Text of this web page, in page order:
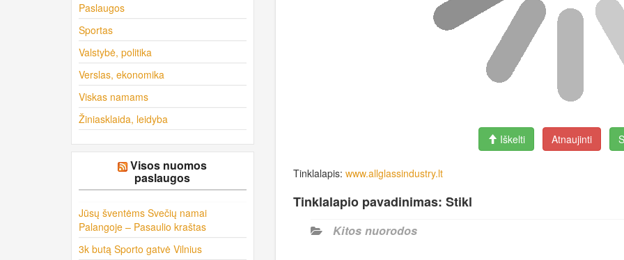
Paslaugos
Sportas
Valstybė, politika
Verslas, ekonomika
Viskas namams
Žiniasklaida, leidyba
Visos nuomos
paslaugos
Jūsų šventėms Svečių namai
Palangoje – Pasaulio kraštas
3k butą Sporto gatvė Vilnius
Iškelti Atnaujinti
Tinklalapis: www.allglassindustry.lt
Tinklalapio pavadinimas: Stikl
Kitos nuorodos